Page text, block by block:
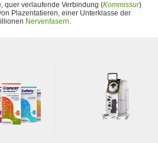
quer verlaufende Verbindung (Kommissur)
Plazentatieren, einer Unterklasse der
Nervenfasern.